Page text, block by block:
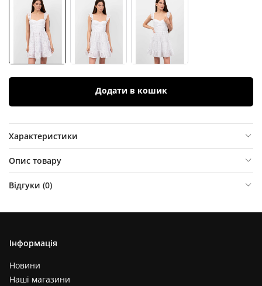
Додати в кошик
Характеристики
Опис товару
Відгуки (0)
Інформація
Новини
Наші магазини